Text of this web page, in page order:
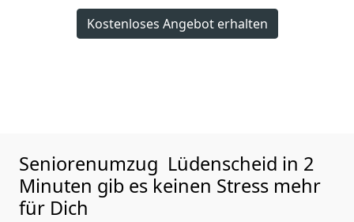
Kostenloses Angebot erhalten
Seniorenumzug Lüdenscheid in 2
Minuten gib es keinen Stress mehr
für Dich